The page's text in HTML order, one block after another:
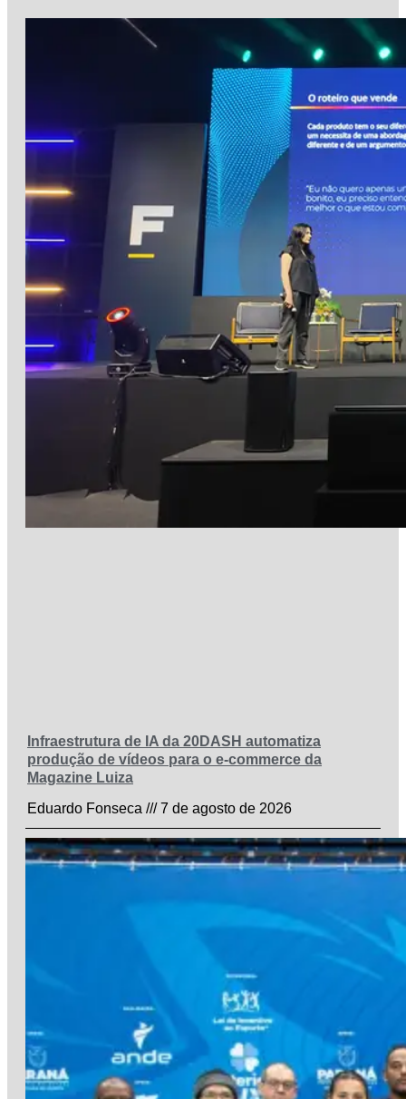
Infraestrutura de IA da 20DASH automatiza
produção de vídeos para o e-commerce da
Magazine Luiza
Eduardo Fonseca
7 de agosto de 2026